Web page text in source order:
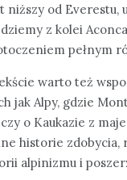
niższy od Everestu,
z kolei
pełnym
warto też
jak Alpy, gdzie
o Kaukazie z
historie
alpinizmu i